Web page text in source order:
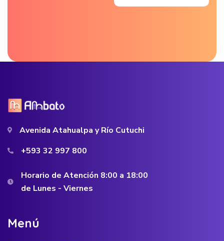
Avenida Atahualpa y Río Cutuchi
+593 32 997 800
Horario de Atención 8:00 a 18:00
de Lunes - Viernes
Menú